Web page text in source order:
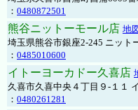
： 0480872501
熊谷ニットーモール店 地
埼玉県熊谷市銀座2-245 ニット
： 0485010600
イトーヨーカドー久喜店
久喜市久喜中央４丁目９-１１
： 0480261281